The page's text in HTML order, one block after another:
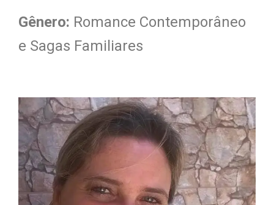
Gênero: Romance Contemporâneo
e Sagas Familiares